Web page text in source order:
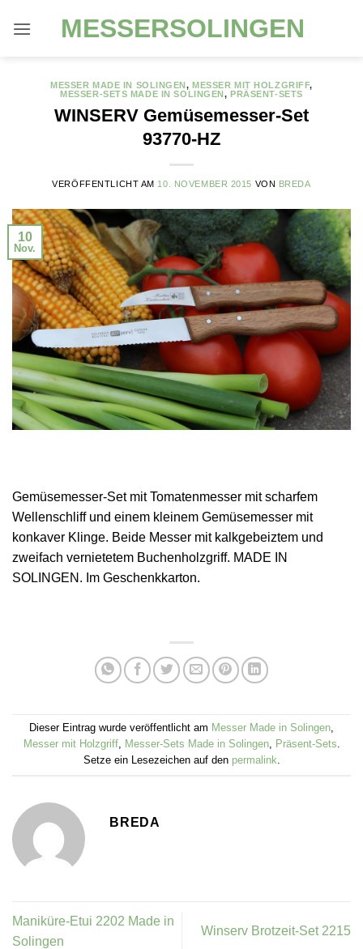
Inhalt
MESSERSOLINGEN
MESSER MADE IN SOLINGEN,MESSER MIT HOLZGRIFF,
MESSER-SETS MADE IN SOLINGEN,PRÄSENT-SETS
WINSERV Gemüsemesser-Set
93770-HZ
VERÖFFENTLICHT AM 10. NOVEMBER 2015 VON BREDA
10
Nov.
Gemüsemesser-Set mit Tomatenmesser mit scharfem
Wellenschliff und einem kleinem Gemüsemesser mit
konkaver Klinge. Beide Messer mit kalkgebeiztem und
zweifach vernietetem Buchenholzgriff. MADE IN
SOLINGEN. Im Geschenkkarton.
Dieser Eintrag wurde veröffentlicht am Messer Made in Solingen,
Messer mit Holzgriff, Messer-Sets Made in Solingen, Präsent-Sets.
Setze ein Lesezeichen auf den permalink.
BREDA
Maniküre-Etui 2202 Made in
Solingen
Winserv Brotzeit-Set 2215